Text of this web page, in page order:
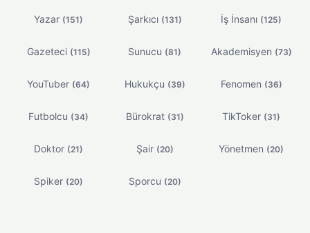
Yazar (151) Şarkıcı (131) İş İnsanı (125)
Gazeteci (115) Sunucu (81) Akademisyen (73)
YouTuber (64) Hukukçu (39) Fenomen (36)
Futbolcu (34) Bürokrat (31) TikToker (31)
Doktor (21) Şair (20) Yönetmen (20)
Spiker (20) Sporcu (20)